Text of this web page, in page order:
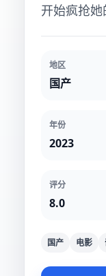
开始疯抢她
地区
国产
年份
2023
评分
8.0
国产 电影